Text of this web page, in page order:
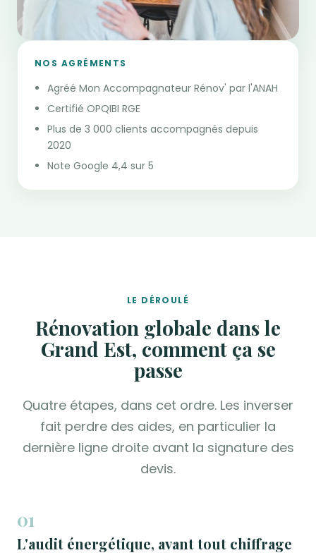
NOS AGRÉMENTS
Agréé Mon Accompagnateur Rénov' par l'ANAH
Certifié OPQIBI RGE
Plus de 3 000 clients accompagnés depuis
2020
Note Google 4,4 sur 5
LE DÉROULÉ
Rénovation globale dans le
Grand Est, comment ça se
passe
Quatre étapes, dans cet ordre. Les inverser
fait perdre des aides, en particulier la
dernière ligne droite avant la signature des
devis.
01
L'audit énergétique, avant tout chiffrage